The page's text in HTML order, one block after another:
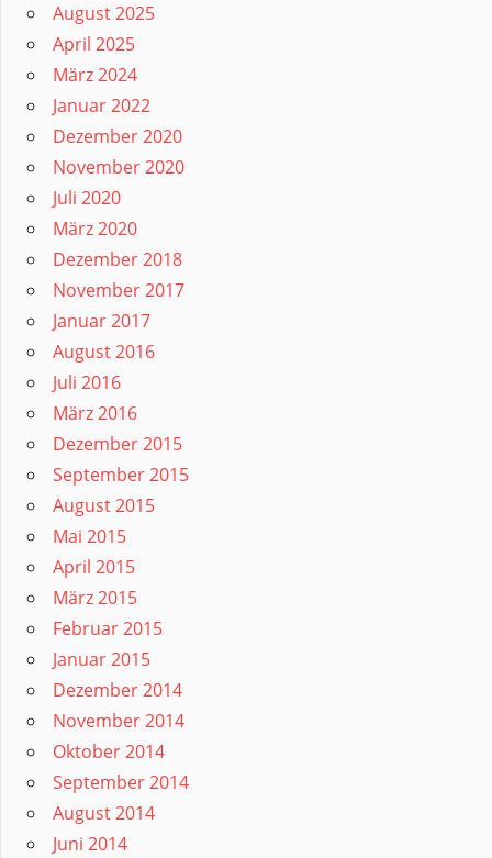
August 2025
April 2025
März 2024
Januar 2022
Dezember 2020
November 2020
Juli 2020
März 2020
Dezember 2018
November 2017
Januar 2017
August 2016
Juli 2016
März 2016
Dezember 2015
September 2015
August 2015
Mai 2015
April 2015
März 2015
Februar 2015
Januar 2015
Dezember 2014
November 2014
Oktober 2014
September 2014
August 2014
Juni 2014